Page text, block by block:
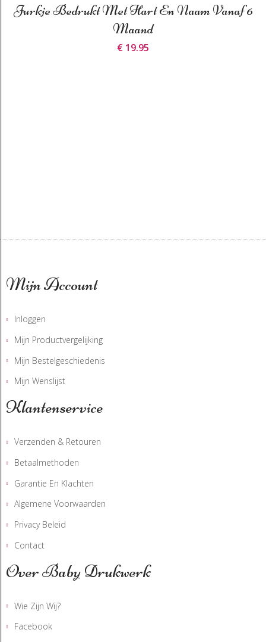
Jurkje Bedrukt Met Hart En Naam Vanaf 6
Maand
€ 19.95
Mijn Account
Inloggen
Mijn Productvergelijking
Mijn Bestelgeschiedenis
Mijn Wenslijst
Klantenservice
Verzenden & Retouren
Betaalmethoden
Garantie En Klachten
Algemene Voorwaarden
Privacy Beleid
Contact
Over Baby Drukwerk
Wie Zijn Wij?
Facebook